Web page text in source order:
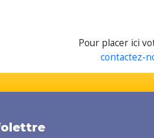
Pour placer ici
contactez-